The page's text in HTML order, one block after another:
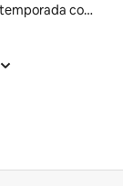
Aluguéis por temporada com suítes privativas